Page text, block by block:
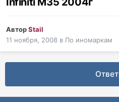
АвторStail
11 ноября, 2008 в По иномаркам